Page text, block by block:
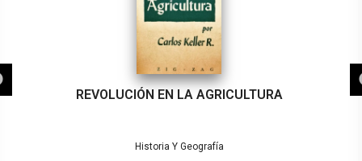
REVOLUCIÓN EN LA AGRICULTURA
Historia Y Geografía